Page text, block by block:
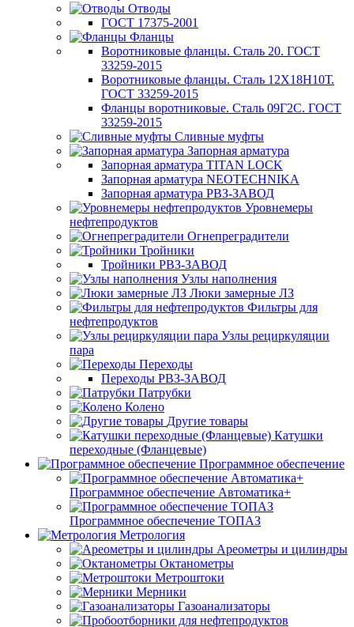
Отводы
ГОСТ 17375-2001
Фланцы
Воротниковые фланцы. Сталь 20. ГОСТ
33259-2015
Воротниковые фланцы. Сталь 12Х18Н10Т.
ГОСТ 33259-2015
Фланцы воротниковые. Сталь 09Г2С. ГОСТ
33259-2015
Сливные муфты
Запорная арматура
Запорная арматура TITAN LOCK
Запорная арматура NEOTECHNIKA
Запорная арматура РВЗ-ЗАВОД
Уровнемеры
нефтепродуктов
Огнепреградители
Тройники
Тройники РВЗ-ЗАВОД
Узлы наполнения
Люки замерные ЛЗ
Фильтры для
нефтепродуктов
Узлы рециркуляции
пара
Переходы
Переходы РВЗ-ЗАВОД
Патрубки
Колено
Другие товары
Катушки
переходные (Фланцевые)
Программное обеспечение
Программное обеспечение Автоматика+
Программное обеспечение ТОПАЗ
Метрология
Ареометры и цилиндры
Октанометры
Метроштоки
Мерники
Газоанализаторы